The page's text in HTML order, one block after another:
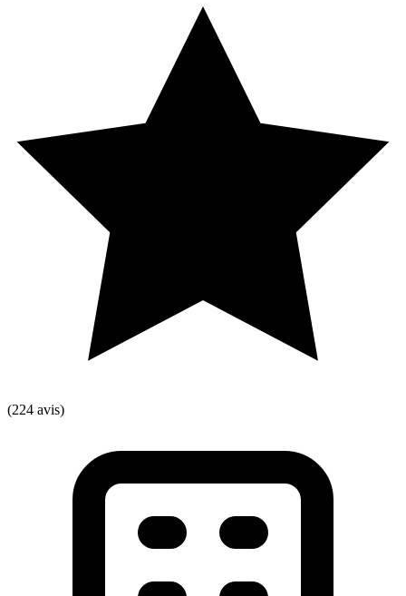
(224 avis)